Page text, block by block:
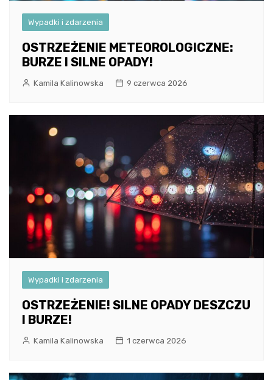
Wypadki i zdarzenia
OSTRZEŻENIE METEOROLOGICZNE:
BURZE I SILNE OPADY!
Kamila Kalinowska 9 czerwca 2026
Wypadki i zdarzenia
OSTRZEŻENIE! SILNE OPADY DESZCZU
I BURZE!
Kamila Kalinowska 1 czerwca 2026